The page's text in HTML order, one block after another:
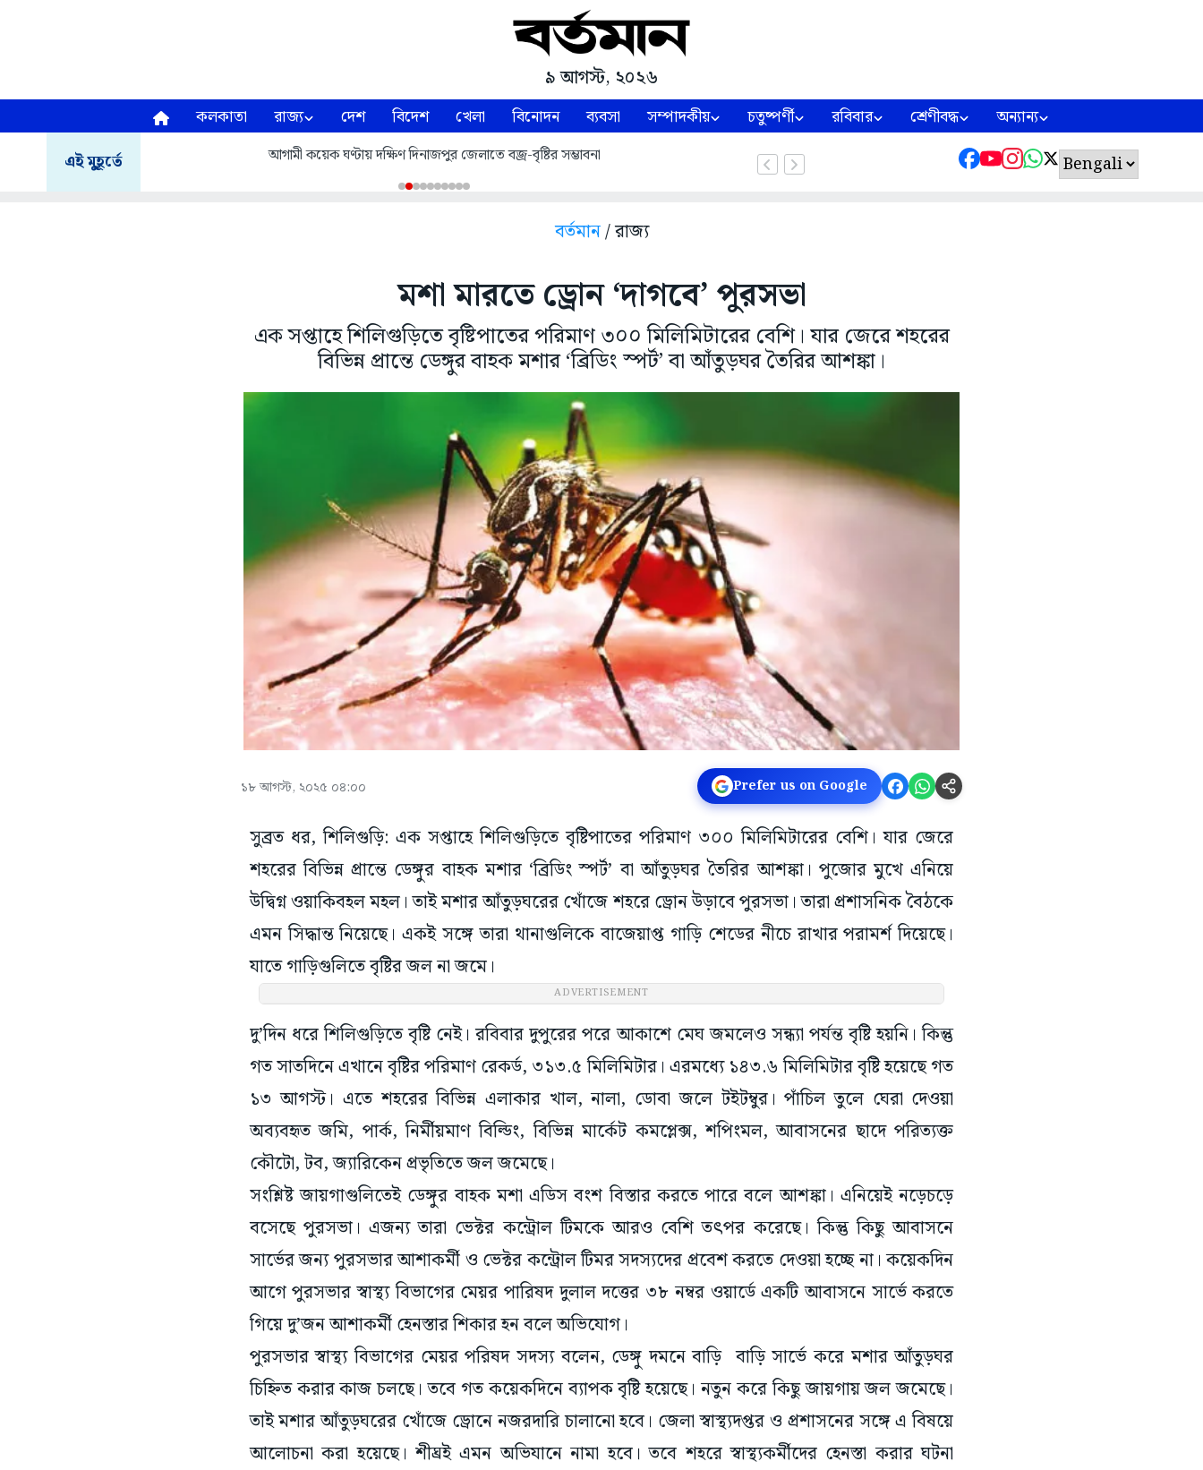
৯ আগস্ট, ২০২৬
কলকাতা রাজ্য দেশ বিদেশ খেলা বিনোদন ব্যবসা সম্পাদকীয় চতুষ্পর্ণী রবিবার শ্রেণীবদ্ধ অন্যান্য
এই মুহূর্তে আগামী কয়েক ঘণ্টায় দক্ষিণ দিনাজপুর জেলাতে বজ্র-বৃষ্টির সম্ভাবনা
বর্তমান/ রাজ্য
মশা মারতে ড্রোন ‘দাগবে’ পুরসভা
এক সপ্তাহে শিলিগুড়িতে বৃষ্টিপাতের পরিমাণ ৩০০ মিলিমিটারের বেশি। যার জেরে শহরের
বিভিন্ন প্রান্তে ডেঙ্গুর বাহক মশার ‘ব্রিডিং স্পর্ট’ বা আঁতুড়ঘর তৈরির আশঙ্কা।
১৮ আগস্ট, ২০২৫ ০৪:০০ Prefer us on Google
সুব্রত ধর, শিলিগুড়ি: এক সপ্তাহে শিলিগুড়িতে বৃষ্টিপাতের পরিমাণ ৩০০ মিলিমিটারের বেশি। যার জেরে
শহরের বিভিন্ন প্রান্তে ডেঙ্গুর বাহক মশার ‘ব্রিডিং স্পর্ট’ বা আঁতুড়ঘর তৈরির আশঙ্কা। পুজোর মুখে এনিয়ে
উদ্বিগ্ন ওয়াকিবহল মহল। তাই মশার আঁতুড়ঘরের খোঁজে শহরে ড্রোন উড়াবে পুরসভা। তারা প্রশাসনিক বৈঠকে
এমন সিদ্ধান্ত নিয়েছে। একই সঙ্গে তারা থানাগুলিকে বাজেয়াপ্ত গাড়ি শেডের নীচে রাখার পরামর্শ দিয়েছে।
যাতে গাড়িগুলিতে বৃষ্টির জল না জমে।
ADVERTISEMENT
দু’দিন ধরে শিলিগুড়িতে বৃষ্টি নেই। রবিবার দুপুরের পরে আকাশে মেঘ জমলেও সন্ধ্যা পর্যন্ত বৃষ্টি হয়নি। কিন্তু
গত সাতদিনে এখানে বৃষ্টির পরিমাণ রেকর্ড, ৩১৩.৫ মিলিমিটার। এরমধ্যে ১৪৩.৬ মিলিমিটার বৃষ্টি হয়েছে গত
১৩ আগস্ট। এতে শহরের বিভিন্ন এলাকার খাল, নালা, ডোবা জলে টইটম্বুর। পাঁচিল তুলে ঘেরা দেওয়া
অব্যবহৃত জমি, পার্ক, নির্মীয়মাণ বিল্ডিং, বিভিন্ন মার্কেট কমপ্লেক্স, শপিংমল, আবাসনের ছাদে পরিত্যক্ত
কৌটো, টব, জ্যারিকেন প্রভৃতিতে জল জমেছে।
সংশ্লিষ্ট জায়গাগুলিতেই ডেঙ্গুর বাহক মশা এডিস বংশ বিস্তার করতে পারে বলে আশঙ্কা। এনিয়েই নড়েচড়ে
বসেছে পুরসভা। এজন্য তারা ভেক্টর কন্ট্রোল টিমকে আরও বেশি তৎপর করেছে। কিন্তু কিছু আবাসনে
সার্ভের জন্য পুরসভার আশাকর্মী ও ভেক্টর কন্ট্রোল টিমর সদস্যদের প্রবেশ করতে দেওয়া হচ্ছে না। কয়েকদিন
আগে পুরসভার স্বাস্থ্য বিভাগের মেয়র পারিষদ দুলাল দত্তের ৩৮ নম্বর ওয়ার্ডে একটি আবাসনে সার্ভে করতে
গিয়ে দু’জন আশাকর্মী হেনস্তার শিকার হন বলে অভিযোগ।
পুরসভার স্বাস্থ্য বিভাগের মেয়র পরিষদ সদস্য বলেন, ডেঙ্গু দমনে বাড়ি বাড়ি সার্ভে করে মশার আঁতুড়ঘর
চিহ্নিত করার কাজ চলছে। তবে গত কয়েকদিনে ব্যাপক বৃষ্টি হয়েছে। নতুন করে কিছু জায়গায় জল জমেছে।
তাই মশার আঁতুড়ঘরের খোঁজে ড্রোনে নজরদারি চালানো হবে। জেলা স্বাস্থ্যদপ্তর ও প্রশাসনের সঙ্গে এ বিষয়ে
আলোচনা করা হয়েছে। শীঘ্রই এমন অভিযানে নামা হবে। তবে শহরে স্বাস্থ্যকর্মীদের হেনস্তা করার ঘটনা